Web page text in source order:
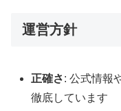
運営方針
正確さ: 公式情報
徹底しています